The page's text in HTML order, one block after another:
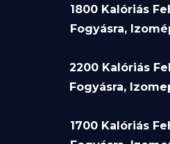
1800 Kalóriás
Fogyásra,
2200 Kalóriás
Fogyásra,
1700 Kalóriás